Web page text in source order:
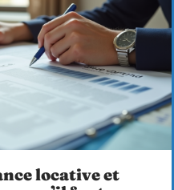
locative et